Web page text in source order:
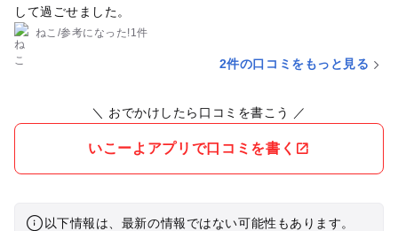
して過ごせました。
ねこ /参考に なった!1件
2件の口コミをもっと見る
＼ おでかけしたら口コミを書こう ／
いこーよアプリで口コミを書く
以下情報は、最新の情報ではない可能性もあります。